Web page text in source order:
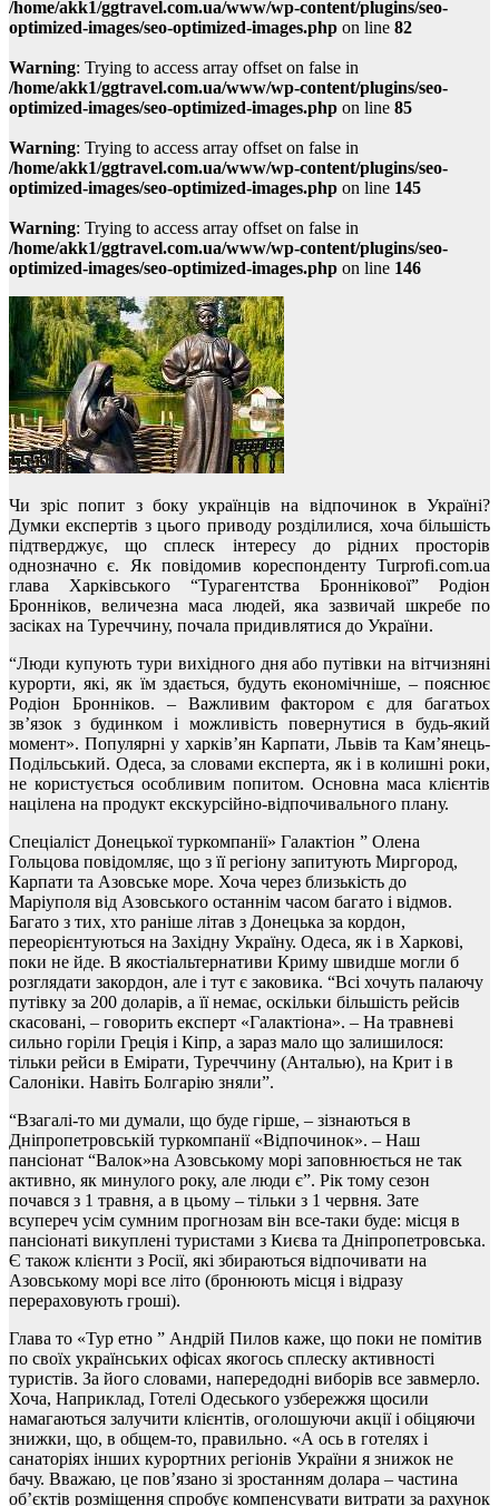
/home/akk1/ggtravel.com.ua/www/wp-content/plugins/seo-
optimized-images/seo-optimized-images.php on line 82
Warning: Trying to access array offset on false in
/home/akk1/ggtravel.com.ua/www/wp-content/plugins/seo-
optimized-images/seo-optimized-images.php on line 85
Warning: Trying to access array offset on false in
/home/akk1/ggtravel.com.ua/www/wp-content/plugins/seo-
optimized-images/seo-optimized-images.php on line 145
Warning: Trying to access array offset on false in
/home/akk1/ggtravel.com.ua/www/wp-content/plugins/seo-
optimized-images/seo-optimized-images.php on line 146
Чи зріс попит з боку українців на відпочинок в Україні?
Думки експертів з цього приводу розділилися, хоча більшість
підтверджує, що сплеск інтересу до рідних просторів
однозначно є. Як повідомив кореспонденту Turprofi.com.ua
глава Харківського “Турагентства Броннікової” Родіон
Бронніков, величезна маса людей, яка зазвичай шкребе по
засіках на Туреччину, почала придивлятися до України.
“Люди купують тури вихідного дня або путівки на вітчизняні
курорти, які, як їм здається, будуть економічніше, – пояснює
Родіон Бронніков. – Важливим фактором є для багатьох
зв’язок з будинком і можливість повернутися в будь-який
момент». Популярні у харків’ян Карпати, Львів та Кам’янець-
Подільський. Одеса, за словами експерта, як і в колишні роки,
не користується особливим попитом. Основна маса клієнтів
націлена на продукт екскурсійно-відпочивального плану.
Спеціаліст Донецької туркомпанії» Галактіон ” Олена
Гольцова повідомляє, що з її регіону запитують Миргород,
Карпати та Азовське море. Хоча через близькість до
Маріуполя від Азовського останнім часом багато і відмов.
Багато з тих, хто раніше літав з Донецька за кордон,
переорієнтуються на Західну Україну. Одеса, як і в Харкові,
поки не йде. В якостіальтернативи Криму швидше могли б
розглядати закордон, але і тут є заковика. “Всі хочуть палаючу
путівку за 200 доларів, а її немає, оскільки більшість рейсів
скасовані, – говорить експерт «Галактіона». – На травневі
сильно горіли Греція і Кіпр, а зараз мало що залишилося:
тільки рейси в Емірати, Туреччину (Анталью), на Крит і в
Салоніки. Навіть Болгарію зняли”.
“Взагалі-то ми думали, що буде гірше, – зізнаються в
Дніпропетровській туркомпанії «Відпочинок». – Наш
пансіонат “Валок»на Азовському морі заповнюється не так
активно, як минулого року, але люди є”. Рік тому сезон
почався з 1 травня, а в цьому – тільки з 1 червня. Зате
всупереч усім сумним прогнозам він все-таки буде: місця в
пансіонаті викуплені туристами з Києва та Дніпропетровська.
Є також клієнти з Росії, які збираються відпочивати на
Азовському морі все літо (бронюють місця і відразу
перераховують гроші).
Глава то «Тур етно ” Андрій Пилов каже, що поки не помітив
по своїх українських офісах якогось сплеску активності
туристів. За його словами, напередодні виборів все завмерло.
Хоча, Наприклад, Готелі Одеського узбережжя щосили
намагаються залучити клієнтів, оголошуючи акції і обіцяючи
знижки, що, в общем-то, правильно. «А ось в готелях і
санаторіях інших курортних регіонів України я знижок не
бачу. Вважаю, це пов’язано зі зростанням долара – частина
об’єктів розміщення спробує компенсувати витрати за рахунок